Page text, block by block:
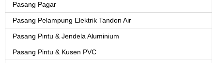
Pasang Pagar
Pasang Pelampung Elektrik Tandon Air
Pasang Pintu & Jendela Aluminium
Pasang Pintu & Kusen PVC